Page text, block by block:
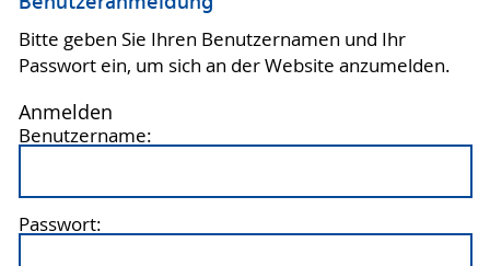
Bitte geben Sie Ihren Benutzernamen und Ihr
Passwort ein, um sich an der Website anzumelden.
Anmelden
Benutzername:
Passwort: